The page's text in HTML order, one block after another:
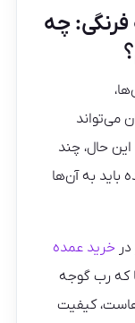
چه
می‌تواند
حال، چند
باید به آن‌ها
درخرید عمده
که رب گوجه
کیفیت